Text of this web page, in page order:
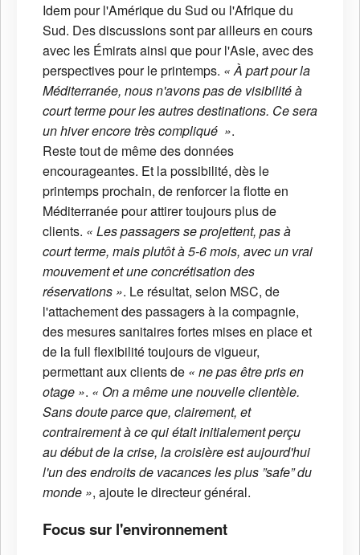
Idem pour l'Amérique du Sud ou l'Afrique du
Sud. Des discussions sont par ailleurs en cours
avec les Émirats ainsi que pour l'Asie, avec des
perspectives pour le printemps. « À part pour la
Méditerranée, nous n'avons pas de visibilité à
court terme pour les autres destinations. Ce sera
un hiver encore très compliqué ».
Reste tout de même des données
encourageantes. Et la possibilité, dès le
printemps prochain, de renforcer la flotte en
Méditerranée pour attirer toujours plus de
clients. « Les passagers se projettent, pas à
court terme, mais plutôt à 5-6 mois, avec un vrai
mouvement et une concrétisation des
réservations ». Le résultat, selon MSC, de
l'attachement des passagers à la compagnie,
des mesures sanitaires fortes mises en place et
de la full flexibilité toujours de vigueur,
permettant aux clients de « ne pas être pris en
otage ». « On a même une nouvelle clientèle.
Sans doute parce que, clairement, et
contrairement à ce qui était initialement perçu
au début de la crise, la croisière est aujourd'hui
l'un des endroits de vacances les plus ”safe” du
monde », ajoute le directeur général.
Focus sur l'environnement